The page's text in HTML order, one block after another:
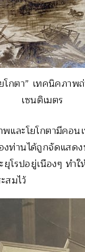
โกตา” เทคนิคภาพ
เซนติเมตร
และโยโกตามีคอน
ท่านได้ถูกจัดแสดง
ยุโรปอยู่เนืองๆ ทำ
สมไว้